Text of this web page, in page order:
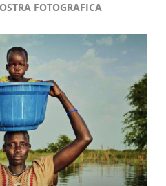
FOTOGRAFICA